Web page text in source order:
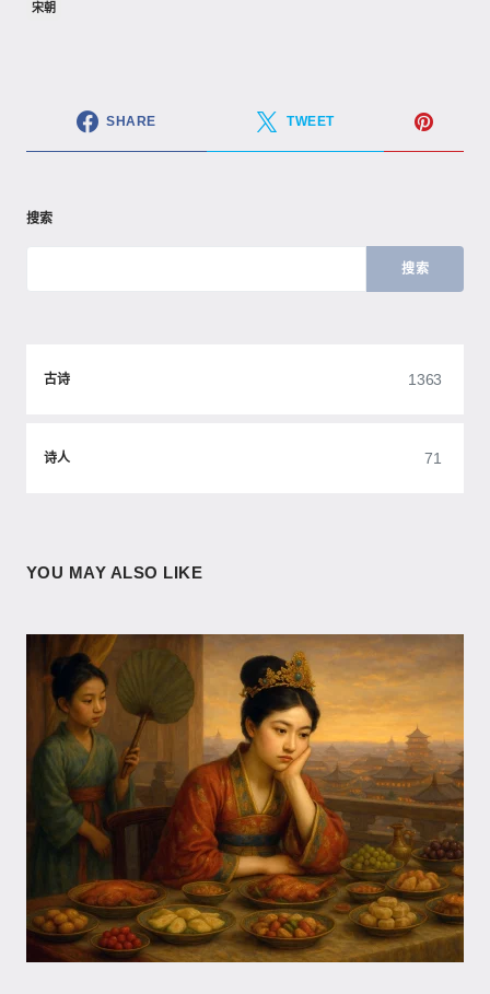
宋朝
SHARE TWEET
搜索
搜索
古诗 1363
诗人 71
YOU MAY ALSO LIKE